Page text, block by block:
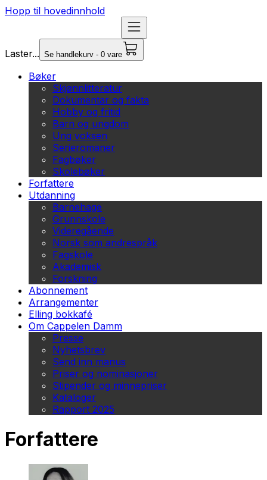
Hopp til hovedinnhold
Laster... Se handlekurv - 0 vare
Bøker
Skjønnlitteratur
Dokumentar og fakta
Hobby og fritid
Barn og ungdom
Ung voksen
Serieromaner
Fagbøker
Skolebøker
Forfattere
Utdanning
Barnehage
Grunnskole
Videregående
Norsk som andrespråk
Fagskole
Akademisk
Forskning
Abonnement
Arrangementer
Elling bokkafé
Om Cappelen Damm
Presse
Nyhetsbrev
Send inn manus
Priser og nominasjoner
Stipender og minnepriser
Kataloger
Rapport 2025
Forfattere